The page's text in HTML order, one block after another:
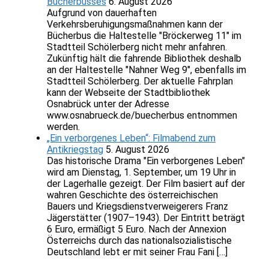
Aufgrund von dauerhaften
Verkehrsberuhigungsmaßnahmen kann der
Bücherbus die Haltestelle "Bröckerweg 11" im
Stadtteil Schölerberg nicht mehr anfahren.
Zukünftig hält die fahrende Bibliothek deshalb
an der Haltestelle "Nahner Weg 9", ebenfalls im
Stadtteil Schölerberg. Der aktuelle Fahrplan
kann der Webseite der Stadtbibliothek
Osnabrück unter der Adresse
www.osnabrueck.de/buecherbus entnommen
werden.
„Ein verborgenes Leben“: Filmabend zum
Antikriegstag 5. August 2026
Das historische Drama "Ein verborgenes Leben"
wird am Dienstag, 1. September, um 19 Uhr in
der Lagerhalle gezeigt. Der Film basiert auf der
wahren Geschichte des österreichischen
Bauers und Kriegsdienstverweigerers Franz
Jägerstätter (1907–1943). Der Eintritt beträgt
6 Euro, ermäßigt 5 Euro. Nach der Annexion
Österreichs durch das nationalsozialistische
Deutschland lebt er mit seiner Frau Fani […]